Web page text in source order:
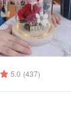
5.0 (437)